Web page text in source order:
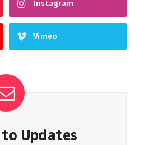
Instagram
Vimeo
to Updates